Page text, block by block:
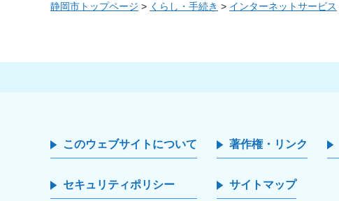
静岡市トップページ > くらし・手続き > インターネットサービス
このウェブサイトについて 著作権・リンク
セキュリティポリシー サイトマップ